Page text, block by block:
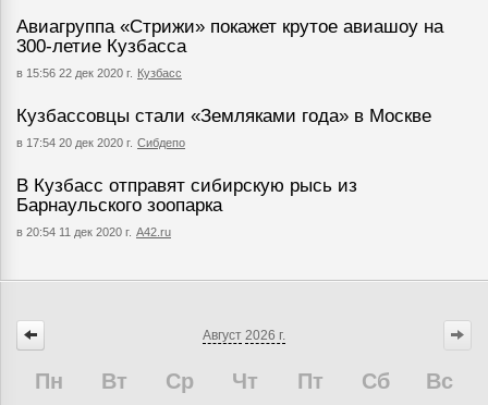
Авиагруппа «Стрижи» покажет крутое авиашоу на
300-летие Кузбасса
в 15:56 22 дек 2020 г. Кузбасс
Кузбассовцы стали «Земляками года» в Москве
в 17:54 20 дек 2020 г. Сибдепо
В Кузбасс отправят сибирскую рысь из
Барнаульского зоопарка
в 20:54 11 дек 2020 г. А42.ru
Август 2026 г.
Пн Вт Ср Чт Пт Сб Вс